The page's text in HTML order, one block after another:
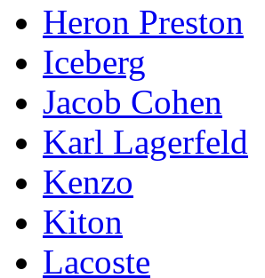
Heron Preston
Iceberg
Jacob Cohen
Karl Lagerfeld
Kenzo
Kiton
Lacoste